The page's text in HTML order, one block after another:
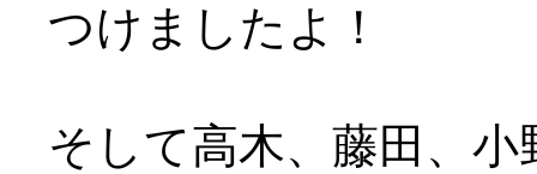
つけましたよ！
そして高木、藤田、